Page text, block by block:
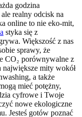
godzina
realny odcisk na
online to nie eko-mit,
styka się z
Większość z nas
sprawy, że
CO₂ porównywalne z
największe mity wokół
a także
mieć potężny,
cyfrowe i Twoje
nowe ekologiczne
Jesteś gotów poznać